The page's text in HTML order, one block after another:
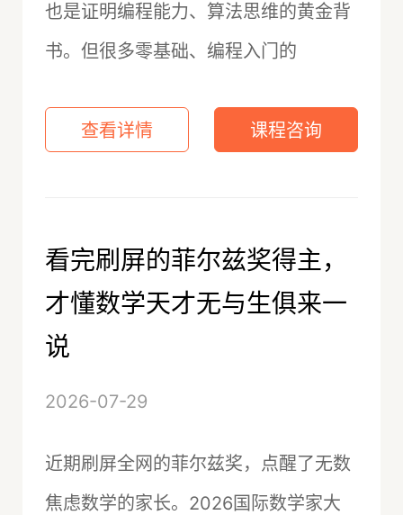
也是证明编程能力、算法思维的黄金背
书。但很多零基础、编程入门的
查看详情 课程咨询
看完刷屏的菲尔兹奖得主，
才懂数学天才无与生俱来一
说
2026-07-29
近期刷屏全网的菲尔兹奖，点醒了无数
焦虑数学的家长。2026国际数学家大